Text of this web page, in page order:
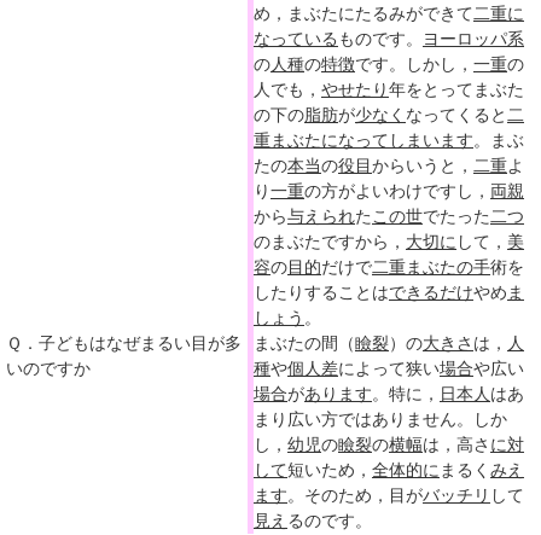
め，まぶたにたるみができて二重に
なっている ものです。
ヨーロッパ系
の人種の特徴です。しかし， 一重の
人でも， やせたり年をとってまぶた
の下の脂肪が少なく なってくると 二
重まぶたになって しまいます。まぶ
たの本当の役目からいうと， 二重よ
り一重の方がよいわけですし， 両親
から与えられた この世でたった 二つ
のまぶたですから， 大切に して， 美
容の目的だけで二重まぶたの手術を
したりすることはできるだけやめ ま
しょう 。
Ｑ．子どもはなぜまるい目が多
いのですか
まぶたの間（瞼裂）の大きさ は， 人
種や個人差によって狭い場合や広い
場合があります。特に， 日本人 はあ
まり広い方ではありません。しか
し， 幼児の瞼裂の横幅は，高さ に対
して短いため， 全体的に まるく みえ
ます。そのため，目がバッチリ して
見え るのです。